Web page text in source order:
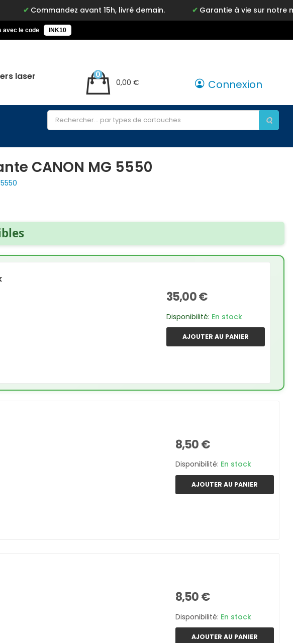
avant 15h, livré demain. Garantie à vie sur notre marque Inkyz
avec le code INK10
laser
0,00 €
0
Connexion
CANON MG 5550
35,00 €
Disponibilité: En stock
AJOUTER AU PANIER
8,50 €
Disponibilité: En stock
AJOUTER AU PANIER
8,50 €
Disponibilité: En stock
AJOUTER AU PANIER